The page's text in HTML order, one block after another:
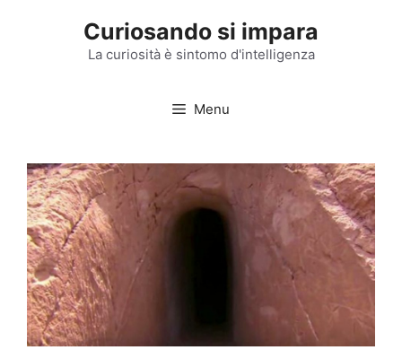
Curiosando si impara
La curiosità è sintomo d'intelligenza
Menu